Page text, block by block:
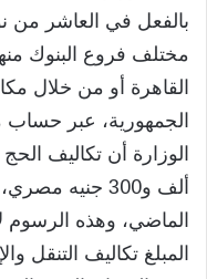
مختلف فروع البنوك
القاهرة أو من خلال
الجمهورية، عبر
ألف و300 جنيه
الماضي، وهذه
المبلغ تكاليف التنقل